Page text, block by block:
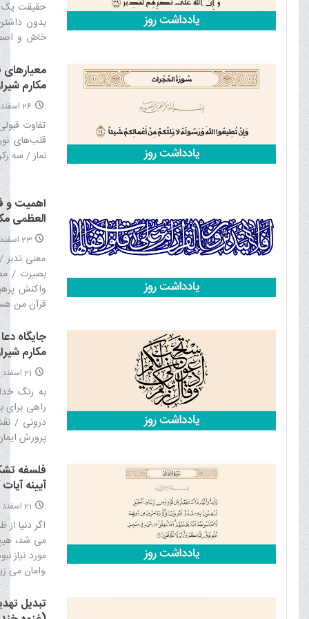
حقیقت یک
بدون
خاصّ و
موجودیّت
اسلامى
و استقلال
موظّفند
معیارهای
مکارم
26 اسفند 1404
تفاوت
قلب‌های
نماز / سه
اهمیت و
العظمی
23 اسفند 1404
معنی تدبر
بصیرت /
واکنش
قرآن من
جایگاه
مکارم
21 اسفند 1404
به رنگ
راهی
درونی /
پرورش
فلسفه
آيينه
21 اسفند 1404
اگر دنیا
مى ‏شد،
مورد نیاز
وامان مى
سیاسى و
برترى
تبدیل